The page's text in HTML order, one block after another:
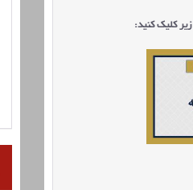
کلیک کنید: